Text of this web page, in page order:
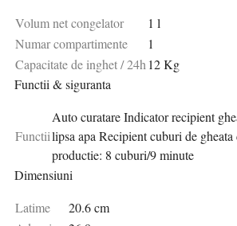
Volum net congelator
1 l
Numar compartimente
1
Capacitate de inghet / 24h12 Kg
Functii & siguranta
Functii
Auto curatare Indicator recipient
lipsa apa Recipient cuburi de
productie: 8 cuburi/9 minute
Dimensiuni
Latime
20.6 cm